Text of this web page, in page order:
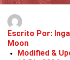
Escrito Por:
Moon
Modified &